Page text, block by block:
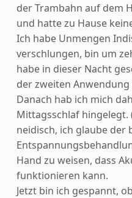
der Trambahn auf dem
und hatte zu Hause
Ich habe Unmengen
verschlungen, bin um
habe in dieser Nacht
der zweiten
Danach hab ich mich
Mittagsschlaf
neidisch, ich glaube der
Hand zu weisen, dass
funktionieren kann.
Jetzt bin ich gespannt,